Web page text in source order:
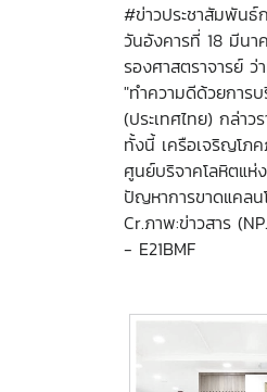
#ข่าวประชาสัมพัน
วันอังคารที่ 18 มีนา
รองศาสตราจารย์
"ทำความดีด้วยการ
(ประเทศไทย) กล่า
ทั้งนี้ เครือเจริญโภ
ศูนย์บริจาคโลหิตแห่
ปัญหาการขาดแคล
Cr.ภาพ:ข่าวสาร
- E21BMF